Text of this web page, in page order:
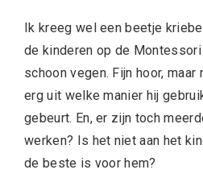
Ik kreeg wel een beetje
de kinderen op de
schoon vegen. Fijn hoor,
erg uit welke manier hij
gebeurt. En, er zijn toch
werken? Is het niet aan het
de beste is voor hem?